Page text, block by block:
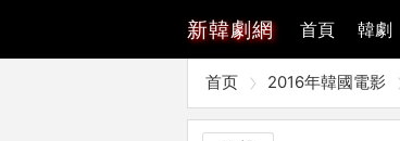
新韓劇網 首頁 韓劇
首页 2016年韓國電影